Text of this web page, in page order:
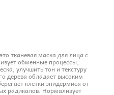
тканевая маска для лица с
обменные процессы,
улучшить тон и текстуру
дерева обладает высоким
клетки эпидермиса от
радикалов. Нормализует